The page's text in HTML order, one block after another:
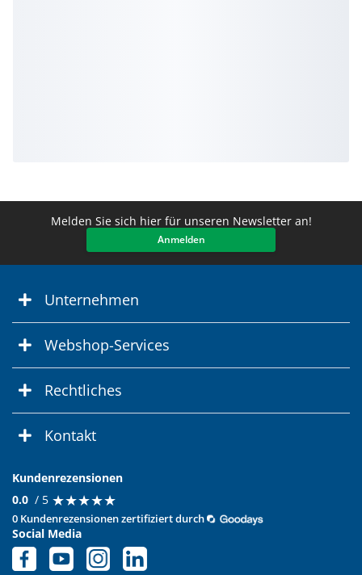
Melden Sie sich hier für unseren Newsletter an!
Anmelden
Unternehmen
Webshop-Services
Rechtliches
Kontakt
Kundenrezensionen
0.0 / 5 ★★★★★
★★★★★
0 Kundenrezensionen zertifiziert durch
Social Media